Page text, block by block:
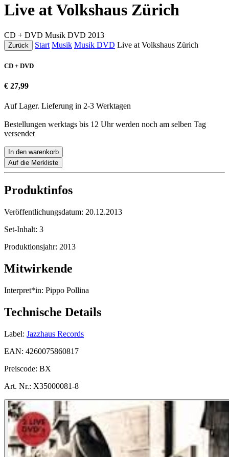
Live at Volkshaus Zürich
CD + DVD Musik DVD 2013
Zurück Start Musik Musik DVD Live at Volkshaus Zürich
CD + DVD
€ 27,99
Auf Lager. Lieferung in 2-3 Werktagen
Bestellungen werktags bis 12 Uhr werden noch am selben Tag
versendet
In den warenkorb
Auf die Merkliste
Produktinfos
Veröffentlichungsdatum: 20.12.2013
Set-Inhalt: 3
Produktionsjahr: 2013
Mitwirkende
Interpret*in: Pippo Pollina
Technische Details
Label: Jazzhaus Records
EAN: 4260075860817
Preiscode: BX
Art. Nr.: X35000081-8